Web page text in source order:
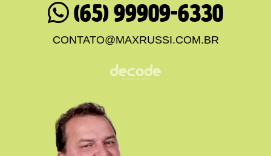
(65) 99909-6330
CONTATO@MAXRUSSI.COM.BR